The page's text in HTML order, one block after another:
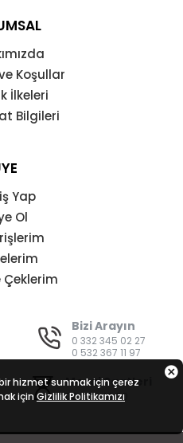
Koşullar
İlkeleri
Bilgileri
Yap
Ol
Çeklerim
Bizi Arayın
0 332 345 02 27
0 532 367 11 97
Mesai Saatleri
08:00 - 19:00
hizmet sunmak için çerez
için Gizlilik Politikamızı